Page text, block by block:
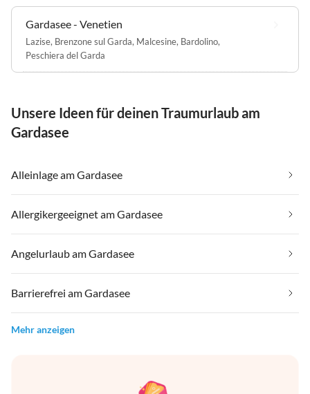
Gardasee - Venetien
Lazise, Brenzone sul Garda, Malcesine, Bardolino,
Peschiera del Garda
Unsere Ideen für deinen Traumurlaub am
Gardasee
Alleinlage am Gardasee
Allergikergeeignet am Gardasee
Angelurlaub am Gardasee
Barrierefrei am Gardasee
Mehr anzeigen